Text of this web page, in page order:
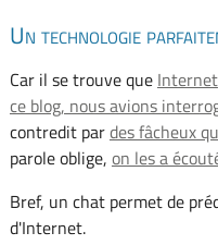
Un technologie
Car il se trouve que Internet
ce blog, nous avions
contredit pardes fâcheux
parole oblige, on les a
Bref, un chat permet de
d'Internet.